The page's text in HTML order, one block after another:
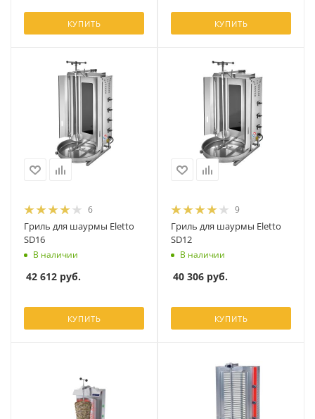
КУПИТЬ КУПИТЬ
6
Гриль для шаурмы Eletto
SD16
В наличии
42 612 руб.
КУПИТЬ
9
Гриль для шаурмы Eletto
SD12
В наличии
40 306 руб.
КУПИТЬ